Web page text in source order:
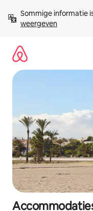
direct
naar
Sommige informatie
weergeven